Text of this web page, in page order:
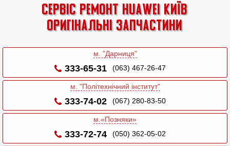
Сервіс ремонт Huawei Київ
Оригінальні запчастини
м. "Дарниця"
333-65-31 (063) 467-26-47
м. "Політехнічний інститут"
333-74-02 (067) 280-83-50
м.«Позняки»
333-72-74 (050) 362-05-02